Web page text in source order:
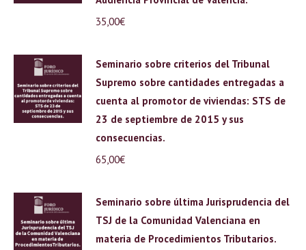
35,00€
Seminario sobre criterios del Tribunal
Supremo sobre cantidades entregadas a
cuenta al promotor de viviendas: STS de
23 de septiembre de 2015 y sus
consecuencias.
65,00€
Seminario sobre última Jurisprudencia del
TSJ de la Comunidad Valenciana en
materia de Procedimientos Tributarios.